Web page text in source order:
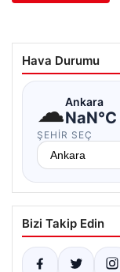
Hava Durumu
☁Ankara
NaN°C
ŞEHIR SEÇ
Bizi Takip Edin